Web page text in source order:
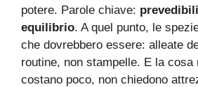
potere. Parole chiave:
equilibrio. A quel punto, le
che dovrebbero essere: alleate
routine, non stampelle. E la cosa
costano poco, non chiedono